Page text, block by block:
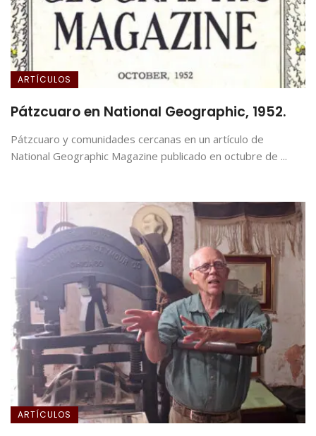
ARTÍCULOS
Pátzcuaro en National Geographic, 1952.
Pátzcuaro y comunidades cercanas en un artículo de
National Geographic Magazine publicado en octubre de ...
ARTÍCULOS